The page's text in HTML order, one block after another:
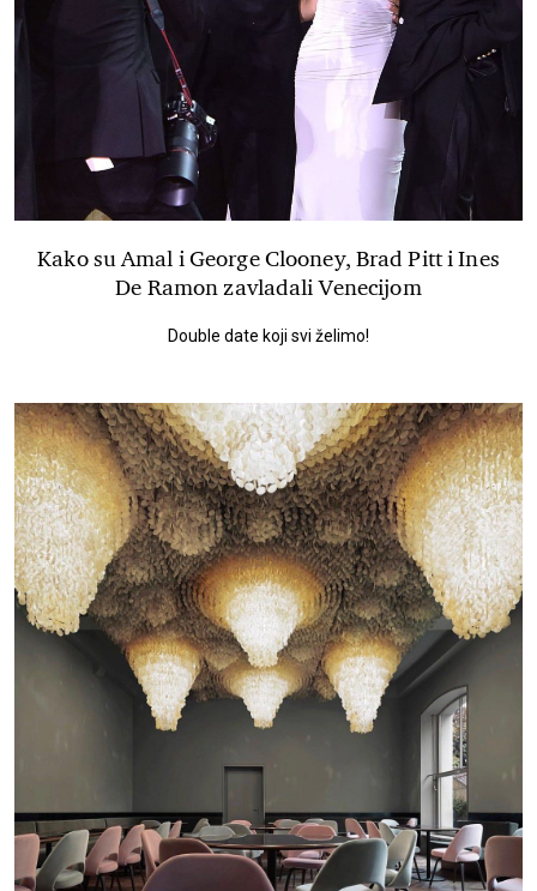
Kako su Amal i George Clooney, Brad Pitt i Ines
De Ramon zavladali Venecijom
Double date koji svi želimo!